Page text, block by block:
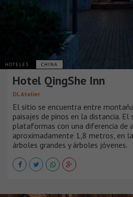
HOTELES CHINA
Hotel QingShe Inn
DL Atelier
El sitio se encuentra entre
paisajes de pinos en la distancia.
plataformas con una diferencia de
aproximadamente 1,8 metros, en
árboles grandes y árboles jóvenes.